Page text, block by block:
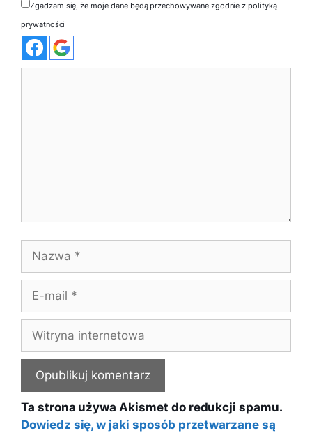
Zgadzam się, że moje dane będą przechowywane zgodnie z polityką
prywatności
Nazwa
Witryna
internetowa
Ta strona używa Akismet do redukcji spamu.
Dowiedz się, w jaki sposób przetwarzane są